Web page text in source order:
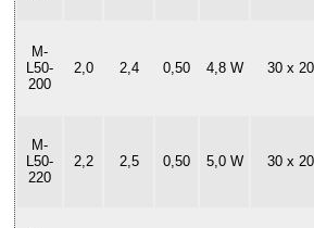
M-
L50-
200
2,0 2,4 0,50 4,8 W 30 x 20
M-
L50-
220
2,2 2,5 0,50 5,0 W 30 x 20